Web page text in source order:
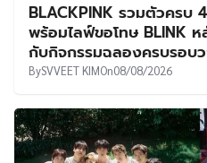
BLACKPINK รวมตัวครบ
พร้อมไลฟ์ขอโทษ BLINK ห
กับกิจกรรมฉลองครบรอบ
BySVVEET KIMOn08/08/2026